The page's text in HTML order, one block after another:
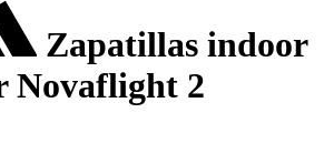
Zapatillas indoor
Novaflight 2